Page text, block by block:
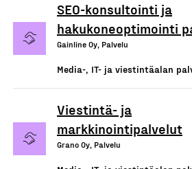
SEO-konsultointi ja
hakukoneoptimointi
Gainline Oy, Palvelu
Media-, IT- ja viestintäalan
Viestintä- ja
markkinointipalvelut
Grano Oy, Palvelu